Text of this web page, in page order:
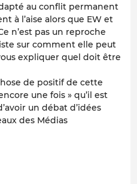
au conflit permanent
à l’aise alors que EW et
n’est pas un reproche
sur comment elle peut
expliquer quel doit être
de positif de cette
une fois » qu’il est
un débat d’idées
des Médias